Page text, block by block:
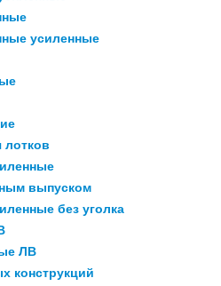
усиленные
лотков
выпуском
без уголка
ЛВ
конструкций